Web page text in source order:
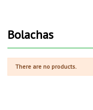
Bolachas
There are no products.